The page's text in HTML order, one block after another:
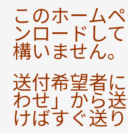
このホーム
ンロードし
構いません。
送付希望者
わせ」から
けばすぐ送